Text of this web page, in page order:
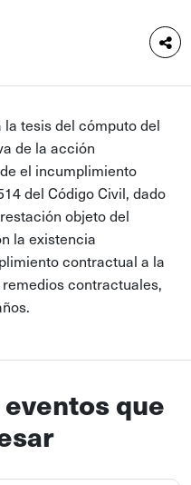
tesis del cómputo del
de la acción
el incumplimiento
del Código Civil, dado
objeto del
la existencia
contractual a la
contractuales,
que